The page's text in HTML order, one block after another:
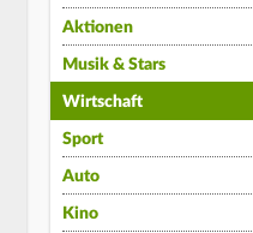
Aktionen
Musik & Stars
Wirtschaft
Sport
Auto
Kino